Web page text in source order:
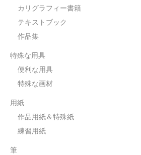
カリグラフィー書籍
テキストブック
作品集
特殊な用具
便利な用具
特殊な画材
用紙
作品用紙＆特殊紙
練習用紙
筆